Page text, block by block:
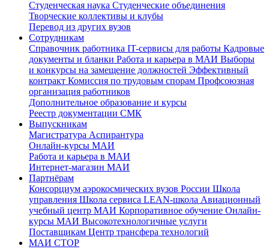
Студенческая наука Студенческие объединения
Творческие коллективы и клубы
Перевод из других вузов
Сотрудникам
Cправочник работника IT-сервисы для работы Кадровые
документы и бланки Работа и карьера в МАИ Выборы
и конкурсы на замещение должностей Эффективный
контракт Комиссия по трудовым спорам Профсоюзная
организация работников
Дополнительное образование и курсы
Реестр документации СМК
Выпускникам
Магистратура Аспирантура
Онлайн-курсы МАИ
Работа и карьера в МАИ
Интернет-магазин МАИ
Партнёрам
Консорциум аэрокосмических вузов России Школа
управления Школа сервиса LEAN-школа Авиационный
учебный центр МАИ Корпоративное обучение Онлайн-
курсы МАИ Высокотехнологичные услуги
Поставщикам Центр трансфера технологий
МАИ СТОР